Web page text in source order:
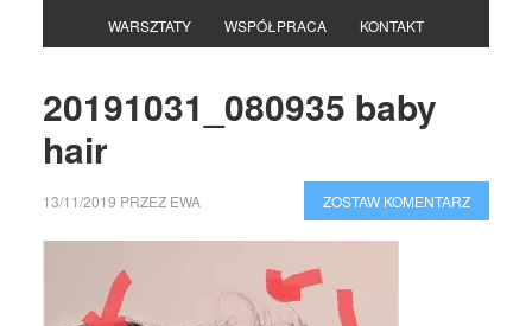
WARSZTATY WSPÓŁPRACA KONTAKT
20191031_080935 baby
hair
13/11/2019 PRZEZ EWA ZOSTAW KOMENTARZ